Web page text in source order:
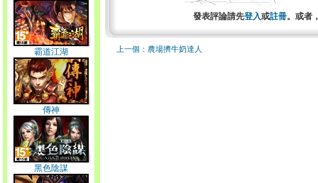
霸道江湖
傳神
黑色陰謀
發表評論請先登入或註冊。或者
上一個：農場擠牛奶達人